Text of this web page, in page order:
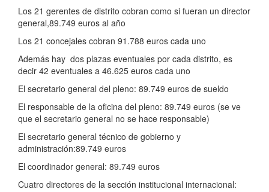
Los 21 gerentes de distrito cobran como si fueran un director
general,89.749 euros al año
Los 21 concejales cobran 91.788 euros cada uno
Además hay dos plazas eventuales por cada distrito, es
decir 42 eventuales a 46.625 euros cada uno
El secretario general del pleno: 89.749 euros de sueldo
El responsable de la oficina del pleno: 89.749 euros (se ve
que el secretario general no se hace responsable)
El secretario general técnico de gobierno y
administración:89.749 euros
El coordinador general: 89.749 euros
Cuatro directores de la sección institucional internacional: